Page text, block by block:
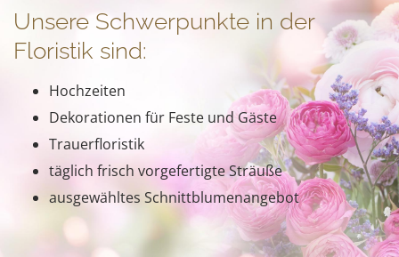
Unsere Schwerpunkte in der
Floristik sind:
Hochzeiten
Dekorationen für Feste und Gäste
Trauerfloristik
täglich frisch vorgefertigte Sträuße
ausgewähltes Schnittblumenangebot